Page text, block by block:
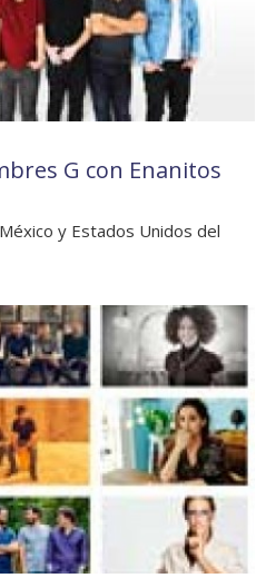
G con Enanitos
y Estados Unidos del